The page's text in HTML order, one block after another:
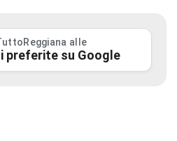
alle
preferite su Google